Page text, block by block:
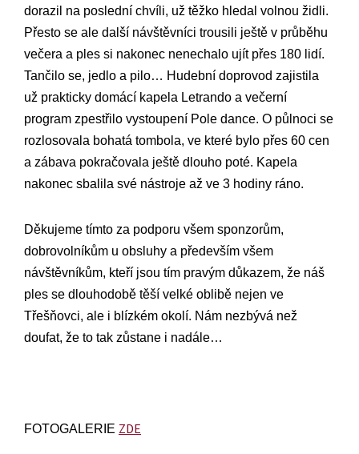
dorazil na poslední chvíli, už těžko hledal volnou židli.
Přesto se ale další návštěvníci trousili ještě v průběhu
večera a ples si nakonec nenechalo ujít přes 180 lidí.
Tančilo se, jedlo a pilo… Hudební doprovod zajistila
už prakticky domácí kapela Letrando a večerní
program zpestřilo vystoupení Pole dance. O půlnoci se
rozlosovala bohatá tombola, ve které bylo přes 60 cen
a zábava pokračovala ještě dlouho poté. Kapela
nakonec sbalila své nástroje až ve 3 hodiny ráno.
Děkujeme tímto za podporu všem sponzorům,
dobrovolníkům u obsluhy a především všem
návštěvníkům, kteří jsou tím pravým důkazem, že náš
ples se dlouhodobě těší velké oblibě nejen ve
Třešňovci, ale i blízkém okolí. Nám nezbývá než
doufat, že to tak zůstane i nadále…
FOTOGALERIE ZDE